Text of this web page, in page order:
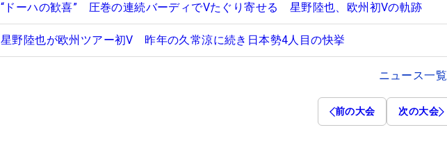
“ドーハの歓喜” 圧巻の連続バーディでVたぐり寄せる 星野陸也、欧州初Vの軌跡
星野陸也が欧州ツアー初V 昨年の久常涼に続き日本勢4人目の快挙
ニュース一覧
前の大会 次の大会